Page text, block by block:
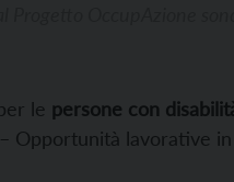
le persone con
– Opportunità lavorative in